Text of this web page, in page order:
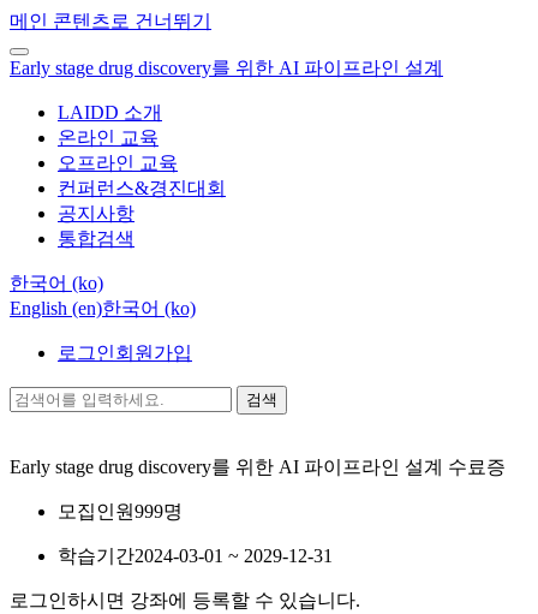
메인 콘텐츠로 건너뛰기
Early stage drug discovery를 위한 AI 파이프라인 설계
LAIDD 소개
온라인 교육
오프라인 교육
컨퍼런스&경진대회
공지사항
통합검색
한국어 ‎(ko)‎
English ‎(en)‎한국어 ‎(ko)‎
로그인회원가입
검색
Early stage drug discovery를 위한 AI 파이프라인 설계 수료증
모집인원999명
학습기간2024-03-01 ~ 2029-12-31
로그인하시면 강좌에 등록할 수 있습니다.